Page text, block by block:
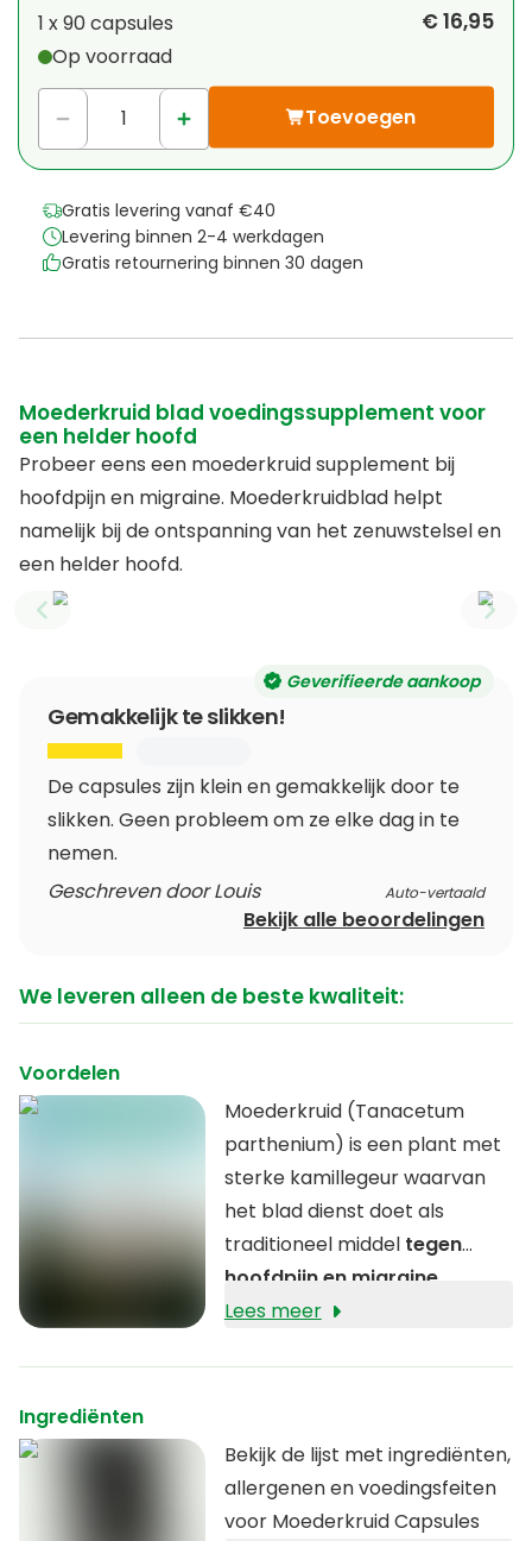
1x € 0,00
1 x90 capsules
Op voorraad
€ 16,95
Toevoegen
Gratis levering vanaf €40
Levering binnen 2-4 werkdagen
Gratis retournering binnen 30 dagen
Moederkruid blad voedingssupplement voor
een helder hoofd
Probeer eens een moederkruid supplement bij
hoofdpijn en migraine. Moederkruidblad helpt
namelijk bij de ontspanning van het zenuwstelsel en
een helder hoofd.
Previous slide
Geverifieerde aankoop
Gemakkelijk te slikken!
De capsules zijn klein en gemakkelijk door te
slikken. Geen probleem om ze elke dag in te
nemen.
Geschreven door Louis
Auto-vertaald
Bekijk alle beoordelingen
We leveren alleen de beste kwaliteit:
Voordelen
Moederkruid (Tanacetum
parthenium) is een plant met
sterke kamillegeur waarvan
het blad dienst doet als
traditioneel middel tegen
hoofdpijn en migraine.
Lees meer
Ingrediënten
Bekijk de lijst met ingrediënten,
allergenen en voedingsfeiten
voor Moederkruid Capsules